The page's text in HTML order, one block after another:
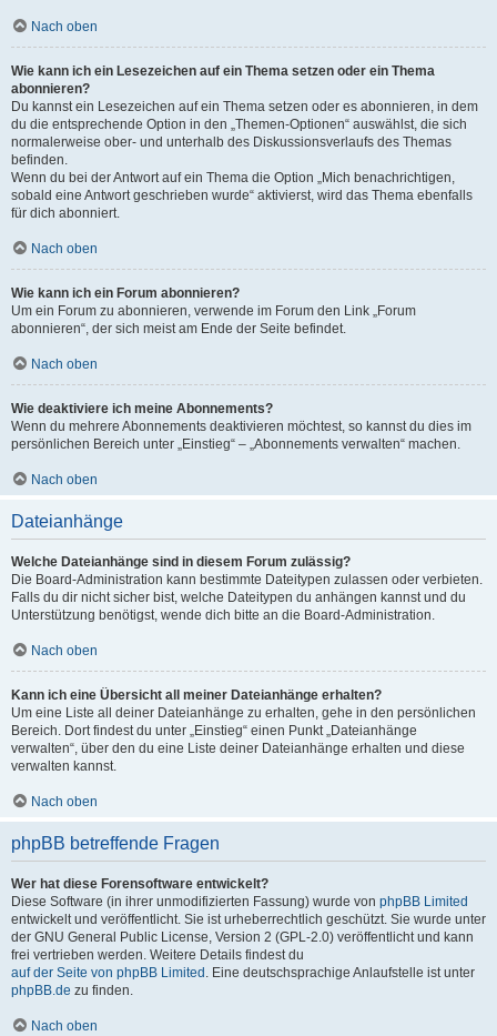
Nach oben
Wie kann ich ein Lesezeichen auf ein Thema setzen oder ein Thema
abonnieren?
Du kannst ein Lesezeichen auf ein Thema setzen oder es abonnieren, in dem
du die entsprechende Option in den „Themen-Optionen“ auswählst, die sich
normalerweise ober- und unterhalb des Diskussionsverlaufs des Themas
befinden.
Wenn du bei der Antwort auf ein Thema die Option „Mich benachrichtigen,
sobald eine Antwort geschrieben wurde“ aktivierst, wird das Thema ebenfalls
für dich abonniert.
Nach oben
Wie kann ich ein Forum abonnieren?
Um ein Forum zu abonnieren, verwende im Forum den Link „Forum
abonnieren“, der sich meist am Ende der Seite befindet.
Nach oben
Wie deaktiviere ich meine Abonnements?
Wenn du mehrere Abonnements deaktivieren möchtest, so kannst du dies im
persönlichen Bereich unter „Einstieg“ – „Abonnements verwalten“ machen.
Nach oben
Dateianhänge
Welche Dateianhänge sind in diesem Forum zulässig?
Die Board-Administration kann bestimmte Dateitypen zulassen oder verbieten.
Falls du dir nicht sicher bist, welche Dateitypen du anhängen kannst und du
Unterstützung benötigst, wende dich bitte an die Board-Administration.
Nach oben
Kann ich eine Übersicht all meiner Dateianhänge erhalten?
Um eine Liste all deiner Dateianhänge zu erhalten, gehe in den persönlichen
Bereich. Dort findest du unter „Einstieg“ einen Punkt „Dateianhänge
verwalten“, über den du eine Liste deiner Dateianhänge erhalten und diese
verwalten kannst.
Nach oben
phpBB betreffende Fragen
Wer hat diese Forensoftware entwickelt?
Diese Software (in ihrer unmodifizierten Fassung) wurde von phpBB Limited
entwickelt und veröffentlicht. Sie ist urheberrechtlich geschützt. Sie wurde unter
der GNU General Public License, Version 2 (GPL-2.0) veröffentlicht und kann
frei vertrieben werden. Weitere Details findest du
auf der Seite von phpBB Limited . Eine deutschsprachige Anlaufstelle ist unter
phpBB.de zu finden.
Nach oben